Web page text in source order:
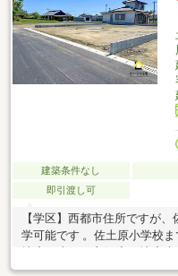
建築条件なし
即引渡し可
【学区】西都市住所ですが
学可能です 。佐土原小学校